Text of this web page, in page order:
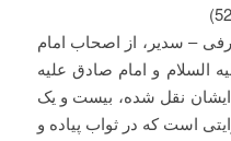
– سدیر، از اصحاب امام
السلام و امام صادق علیه
ایشان نقل شده، بیست و یک
است که در ثواب پیاده و